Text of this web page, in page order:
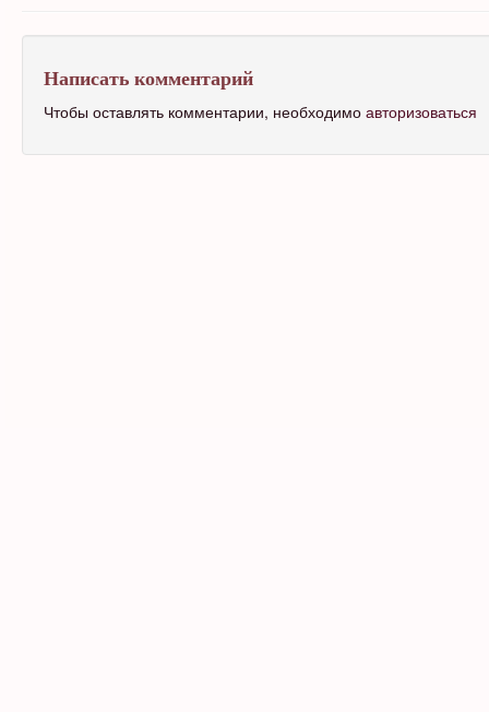
Написать комментарий
Чтобы оставлять комментарии, необходимо авторизоваться